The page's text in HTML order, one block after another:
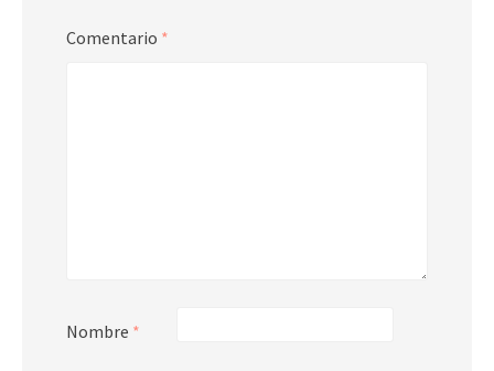
Comentario *
Nombre *